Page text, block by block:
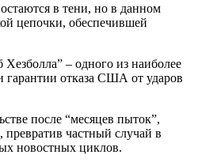
в тени, но в данном
цепочки, обеспечившей
– одного из наиболее
гарантии отказа США от ударов
после “месяцев пыток”,
частный случай в
новостных циклов.